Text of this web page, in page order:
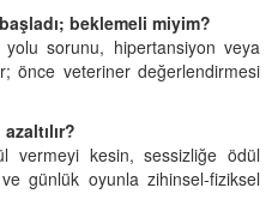
beklemeli miyim?
yolu sorunu, hipertansiyon veya
önce veteriner değerlendirmesi
vermeyi kesin, sessizliğe ödül
günlük oyunla zihinsel‑fiziksel